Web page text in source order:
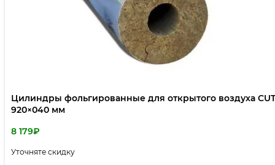
Цилиндры фольгированные для открытого воздуха
920×040 мм
8 179₽
Уточняте скидку